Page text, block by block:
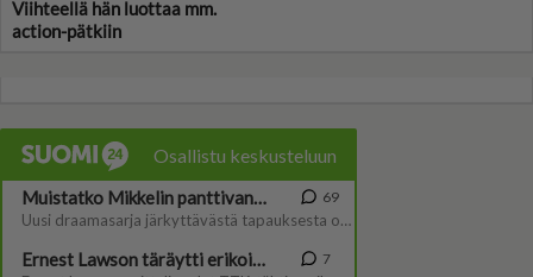
Viihteellä hän luottaa mm.
action-pätkiin